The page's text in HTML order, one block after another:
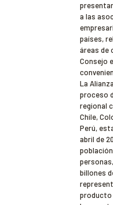
a las
países,
áreas de
Consejo
La
proceso
regional
Chile,
Perú,
abril de
billones
producto